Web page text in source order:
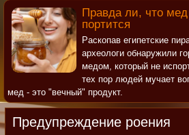
ПОИСК КОНТАКТЫ
Правда ли, что мед
портится
Раскопав египетские
археологи обнаружили
медом, который не
тех пор людей мучает
мед - это "вечный" продукт.
Предупреждение роения